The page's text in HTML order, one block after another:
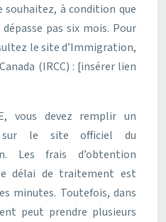
souhaitez, à condition que
pas six mois. Pour
le site d’Immigration,
(IRCC) : [insérer lien
vous devez remplir un
le site officiel du
Les frais d’obtention
délai de traitement est
minutes. Toutefois, dans
peut prendre plusieurs